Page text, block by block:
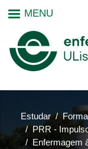
MENU
Estudar
PRR -
Enfermagem